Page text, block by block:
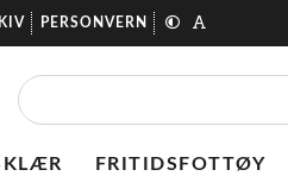
PERSONVERN
FRITIDSFOTTØY